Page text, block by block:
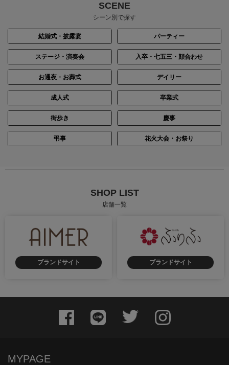
SCENE
シーン別で探す
結婚式・披露宴 パーティー
ステージ・演奏会 入卒・七五三・顔合わせ
お通夜・お葬式 デイリー
成人式 卒業式
街歩き 慶事
弔事 花火大会・お祭り
SHOP LIST
店舗一覧
ブランドサイト ブランドサイト
MYPAGE